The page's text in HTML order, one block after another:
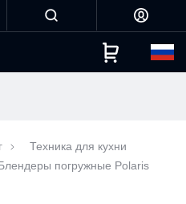
Техника для кухни
погружные Polaris